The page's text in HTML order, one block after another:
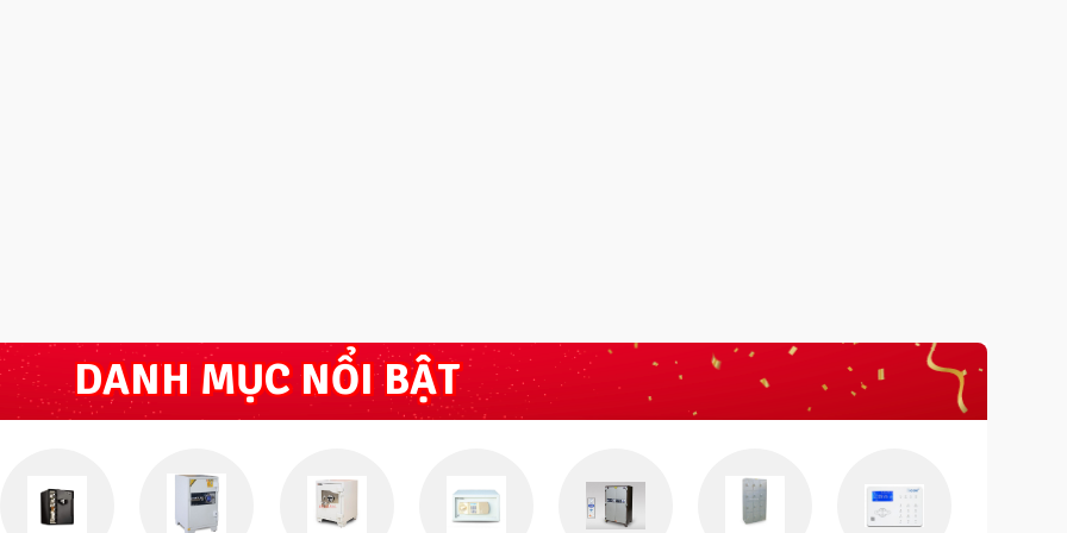
thay đổi kích thước các ngăn tiện lợi hơn khi sử dụng.
DANH MỤC NỔI BẬT